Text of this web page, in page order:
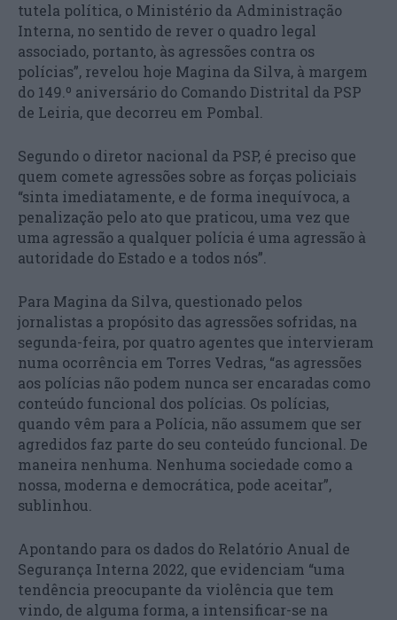
tutela política, o Ministério da Administração
Interna, no sentido de rever o quadro legal
associado, portanto, às agressões contra os
polícias”, revelou hoje Magina da Silva, à margem
do 149.º aniversário do Comando Distrital da PSP
de Leiria, que decorreu em Pombal.
Segundo o diretor nacional da PSP, é preciso que
quem comete agressões sobre as forças policiais
“sinta imediatamente, e de forma inequívoca, a
penalização pelo ato que praticou, uma vez que
uma agressão a qualquer polícia é uma agressão à
autoridade do Estado e a todos nós”.
Para Magina da Silva, questionado pelos
jornalistas a propósito das agressões sofridas, na
segunda-feira, por quatro agentes que intervieram
numa ocorrência em Torres Vedras, “as agressões
aos polícias não podem nunca ser encaradas como
conteúdo funcional dos polícias. Os polícias,
quando vêm para a Polícia, não assumem que ser
agredidos faz parte do seu conteúdo funcional. De
maneira nenhuma. Nenhuma sociedade como a
nossa, moderna e democrática, pode aceitar”,
sublinhou.
Apontando para os dados do Relatório Anual de
Segurança Interna 2022, que evidenciam “uma
tendência preocupante da violência que tem
vindo, de alguma forma, a intensificar-se na